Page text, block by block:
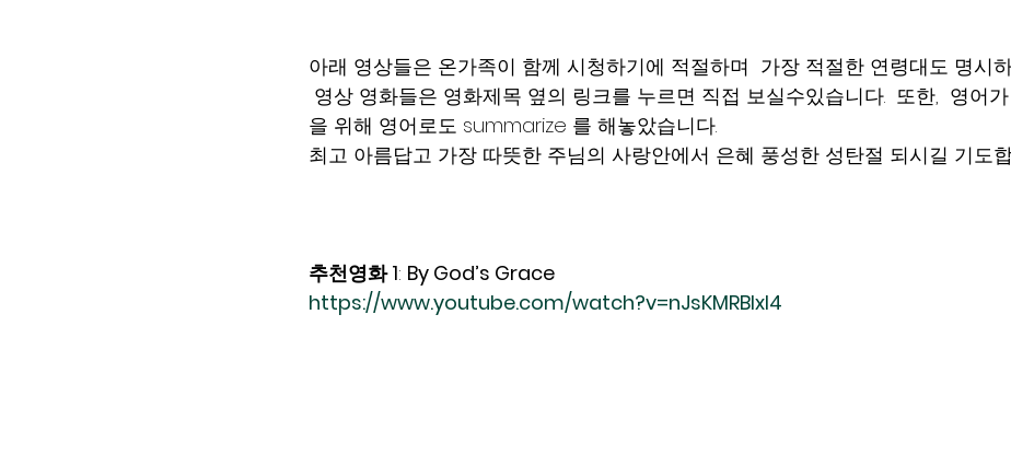
아래 영상들은 온가족이 함께 시청하기에 적절하며  가장 적절한 연령대도 명시
영상 영화들은 영화제목 옆의 링크를 누르면 직접 보실수있습니다.  또한,  영어
을 위해 영어로도 summarize 를 해놓았습니다.
최고 아름답고 가장 따뜻한 주님의 사랑안에서 은혜 풍성한 성탄절 되시길 기도
추천영화 1: By God’s Grace
https://www.youtube.com/watch?v=nJsKMRBIxl4